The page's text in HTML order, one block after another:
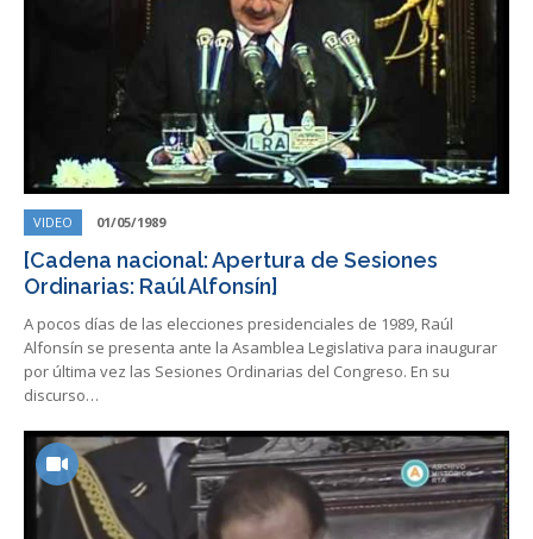
VIDEO 01/05/1989
[Cadena nacional: Apertura de Sesiones
Ordinarias: Raúl Alfonsín]
A pocos días de las elecciones presidenciales de 1989, Raúl
Alfonsín se presenta ante la Asamblea Legislativa para inaugurar
por última vez las Sesiones Ordinarias del Congreso. En su
discurso…